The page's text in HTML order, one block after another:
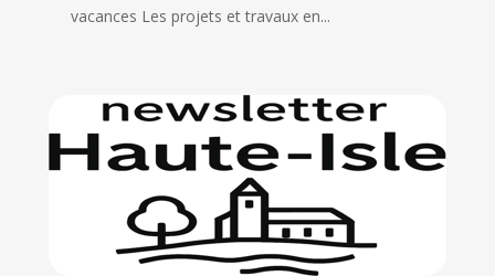
vacances Les projets et travaux en...